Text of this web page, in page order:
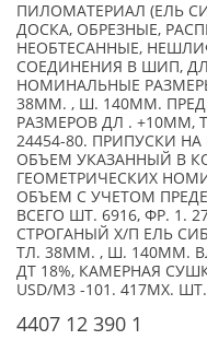
ПИЛОМАТЕРИАЛ (ЕЛЬ
ДОСКА, ОБРЕЗНЫЕ,
НЕОБТЕСАННЫЕ,
СОЕДИНЕНИЯ В ШИП,
НОМИНАЛЬНЫЕ
38ММ. , Ш. 140ММ.
РАЗМЕРОВ ДЛ . +10ММ,
24454-80. ПРИПУСКИ
ОБЪЕМ УКАЗАННЫЙ В
ГЕОМЕТРИЧЕСКИХ
ОБЪЕМ С УЧЕТОМ
ВСЕГО ШТ. 6916, ФР. 1.
СТРОГАНЫЙ Х/П ЕЛЬ
ТЛ. 38ММ. , Ш. 140ММ.
ДТ 18%, КАМЕРНАЯ
USD/М3 -101. 417МX.
4407 12 390 1